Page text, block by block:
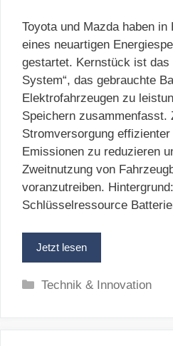
Toyota und Mazda haben
eines neuartigen
gestartet. Kernstück ist das
System“, das gebrauchte
Elektrofahrzeugen zu
Speichern zusammenfasst.
Stromversorgung
Emissionen zu reduzieren
Zweitnutzung von
voranzutreiben.
Schlüsselressource
Jetzt lesen
Kategorien
Technik & Innovation